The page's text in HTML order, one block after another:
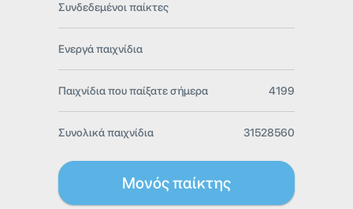
Συνδεδεμένοι παίκτες
Ενεργά παιχνίδια
Παιχνίδια που παίξατε σήμερα 4199
Συνολικά παιχνίδια 31528560
Μονός παίκτης